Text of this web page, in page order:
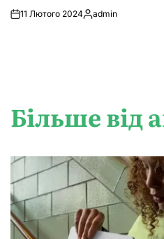
11 Лютого 2024Опубліковано
admin
Більше від